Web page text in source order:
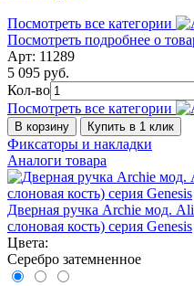
Посмотреть все категории
Посмотреть подробнее о
Арт: 11289
5 095 руб.
Кол-во
Посмотреть все категории
В корзину Купить в 1 клик
Фиксаторы и накладки
Аналоги товара
Дверная ручка Archie мод.
слоновая кость) серия Genesis
Цвета:
Серебро затемненное